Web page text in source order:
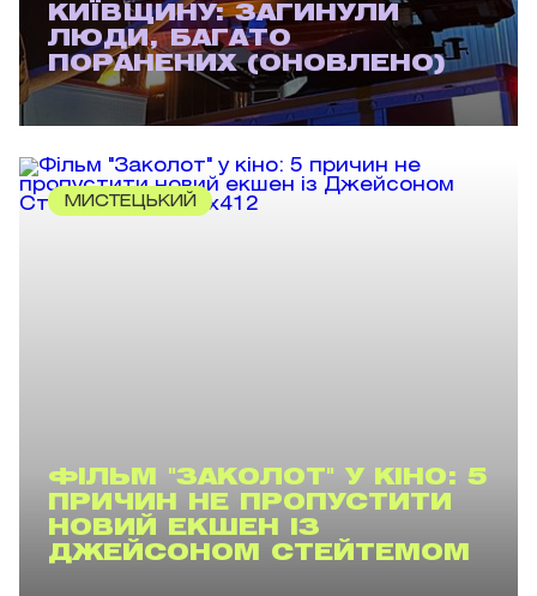
КИЇВЩИНУ: ЗАГИНУЛИ
ЛЮДИ, БАГАТО
ПОРАНЕНИХ (ОНОВЛЕНО)
МИСТЕЦЬКИЙ
ФІЛЬМ "ЗАКОЛОТ" У КІНО: 5
ПРИЧИН НЕ ПРОПУСТИТИ
НОВИЙ ЕКШЕН ІЗ
ДЖЕЙСОНОМ СТЕЙТЕМОМ